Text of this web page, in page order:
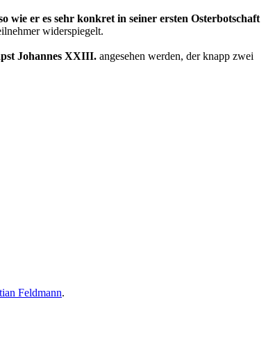
wie er es sehr konkret in seiner ersten Osterbotschaft
widerspiegelt.
Johannes XXIII. angesehen werden, der knapp zwei
Feldmann.